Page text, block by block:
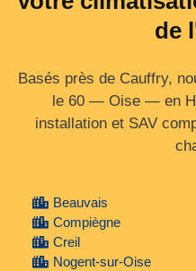
de
Basés près de Cauffry,
le 60 — Oise — en
installation et SAV
Beauvais
Compiègne
Creil
Nogent-sur-Oise